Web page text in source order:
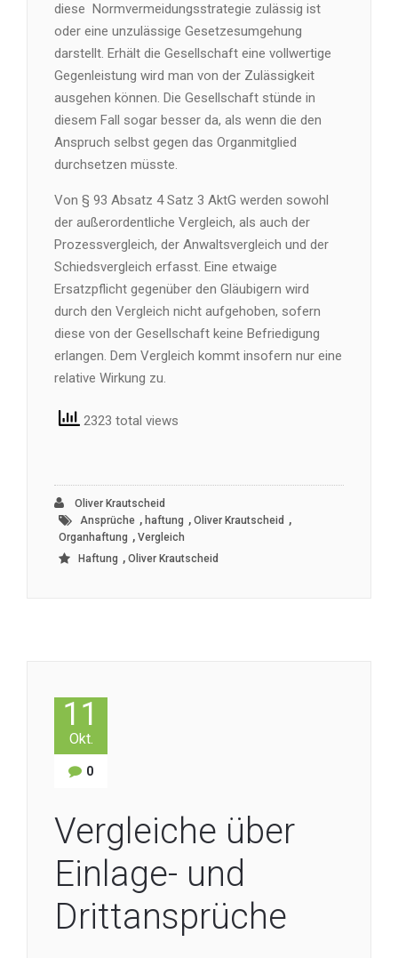
diese Normvermeidungsstrategie zulässig ist
oder eine unzulässige Gesetzesumgehung
darstellt. Erhält die Gesellschaft eine vollwertige
Gegenleistung wird man von der Zulässigkeit
ausgehen können. Die Gesellschaft stünde in
diesem Fall sogar besser da, als wenn die den
Anspruch selbst gegen das Organmitglied
durchsetzen müsste.
Von § 93 Absatz 4 Satz 3 AktG werden sowohl
der außerordentliche Vergleich, als auch der
Prozessvergleich, der Anwaltsvergleich und der
Schiedsvergleich erfasst. Eine etwaige
Ersatzpflicht gegenüber den Gläubigern wird
durch den Vergleich nicht aufgehoben, sofern
diese von der Gesellschaft keine Befriedigung
erlangen. Dem Vergleich kommt insofern nur eine
relative Wirkung zu.
2323 total views
Oliver Krautscheid
Ansprüche , haftung , Oliver Krautscheid ,
Organhaftung , Vergleich
Haftung , Oliver Krautscheid
11
Okt.
0
Vergleiche über
Einlage- und
Drittansprüche